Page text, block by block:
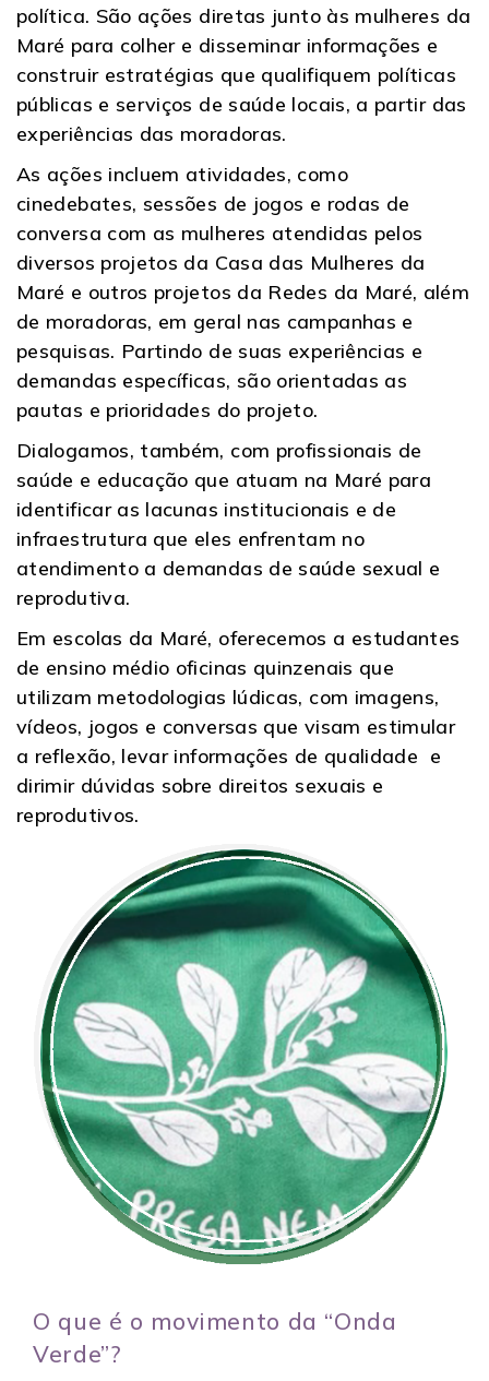
política. São ações diretas junto às mulheres da
Maré para colher e disseminar informações e
construir estratégias que qualifiquem políticas
públicas e serviços de saúde locais, a partir das
experiências das moradoras.
As ações incluem atividades, como
cinedebates, sessões de jogos e rodas de
conversa com as mulheres atendidas pelos
diversos projetos da Casa das Mulheres da
Maré e outros projetos da Redes da Maré, além
de moradoras, em geral nas campanhas e
pesquisas. Partindo de suas experiências e
demandas específicas, são orientadas as
pautas e prioridades do projeto.
Dialogamos, também, com profissionais de
saúde e educação que atuam na Maré para
identificar as lacunas institucionais e de
infraestrutura que eles enfrentam no
atendimento a demandas de saúde sexual e
reprodutiva.
Em escolas da Maré, oferecemos a estudantes
de ensino médio oficinas quinzenais que
utilizam metodologias lúdicas, com imagens,
vídeos, jogos e conversas que visam estimular
a reflexão, levar informações de qualidade e
dirimir dúvidas sobre direitos sexuais e
reprodutivos.
O que é o movimento da “Onda
Verde”?